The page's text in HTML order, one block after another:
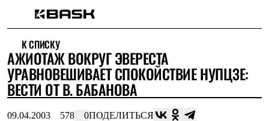
Интернет-магазин
Мужская одежда
Утепленная пухом
Куртки
Брюки
Комбинезоны
К СПИСКУ
АЖИОТАЖ ВОКРУГ ЭВЕРЕСТА
УРАВНОВЕШИВАЕТ СПОКОЙСТВИЕ НУПЦЗЕ:
ВЕСТИ ОТ В. БАБАНОВА
09.04.2003 578 0ПОДЕЛИТЬСЯ